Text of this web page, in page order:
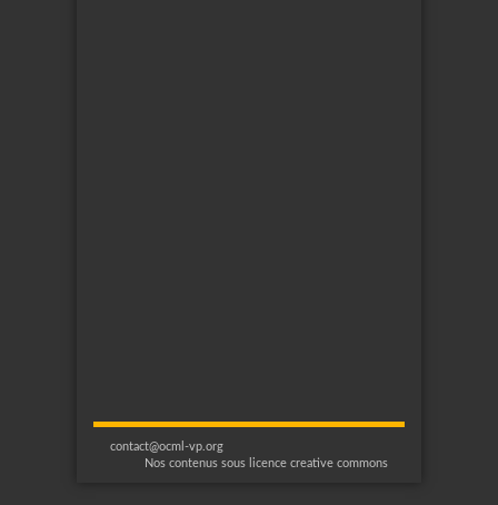
contact@ocml-vp.org
Nos contenus sous licence creative commons